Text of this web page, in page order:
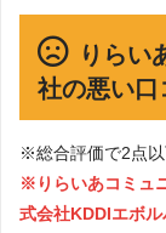
りらい
社の悪い口
※総合評価で2点以
※りらいあコミュ
式会社KDDIエボ